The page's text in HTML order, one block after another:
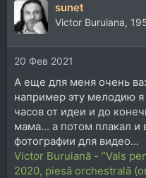
sunet
Victor Buruiana,
20 Фев 2021
А еще для меня очень
например эту мелодию
часов от идеи и до
мама... а потом плакал
фотографии для видео...
Victor Buruiană - ”Vals
2020, piesă orchestrală